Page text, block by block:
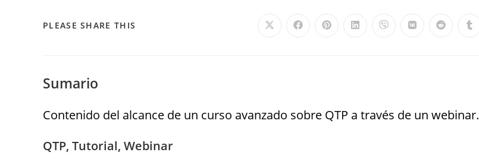
PLEASE SHARE THIS
Sumario
Contenido del alcance de un curso avanzado sobre QTP a través de un webinar.
QTP, Tutorial, Webinar